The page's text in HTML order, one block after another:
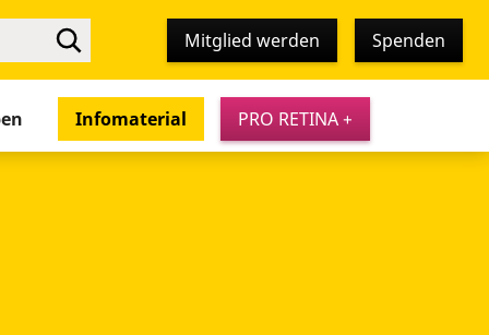
Mitglied werden Spenden
Infomaterial PRO RETINA +